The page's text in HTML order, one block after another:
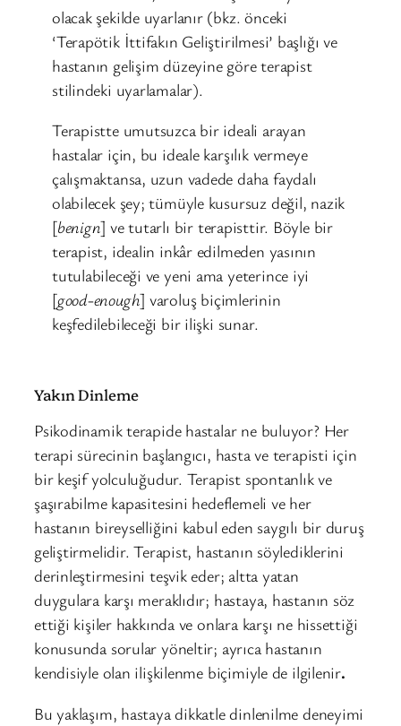
olacak şekilde uyarlanır (bkz. önceki
‘Terapötik İttifakın Geliştirilmesi’ başlığı ve
hastanın gelişim düzeyine göre terapist
stilindeki uyarlamalar).
Terapistte umutsuzca bir ideali arayan
hastalar için, bu ideale karşılık vermeye
çalışmaktansa, uzun vadede daha faydalı
olabilecek şey; tümüyle kusursuz değil, nazik
[benign] ve tutarlı bir terapisttir. Böyle bir
terapist, idealin inkâr edilmeden yasının
tutulabileceği ve yeni ama yeterince iyi
[good-enough] varoluş biçimlerinin
keşfedilebileceği bir ilişki sunar.
Yakın Dinleme
Psikodinamik terapide hastalar ne buluyor? Her
terapi sürecinin başlangıcı, hasta ve terapisti için
bir keşif yolculuğudur. Terapist spontanlık ve
şaşırabilme kapasitesini hedeflemeli ve her
hastanın bireyselliğini kabul eden saygılı bir duruş
geliştirmelidir. Terapist, hastanın söylediklerini
derinleştirmesini teşvik eder; altta yatan
duygulara karşı meraklıdır; hastaya, hastanın söz
ettiği kişiler hakkında ve onlara karşı ne hissettiği
konusunda sorular yöneltir; ayrıca hastanın
kendisiyle olan ilişkilenme biçimiyle de ilgilenir.
Bu yaklaşım, hastaya dikkatle dinlenilme deneyimi